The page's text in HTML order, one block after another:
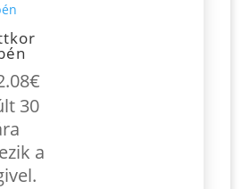
€Current
price
2.08€.
30
a